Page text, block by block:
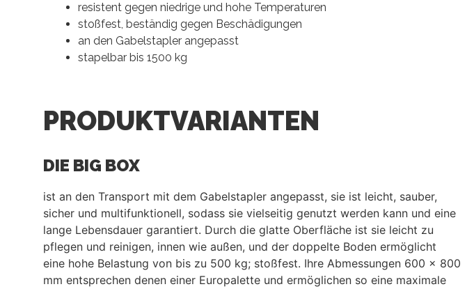
resistent gegen niedrige und hohe Temperaturen
stoßfest, beständig gegen Beschädigungen
an den Gabelstapler angepasst
stapelbar bis 1500 kg
PRODUKTVARIANTEN​
DIE BIG BOX
ist an den Transport mit dem Gabelstapler angepasst, sie ist leicht, sauber,
sicher und multifunktionell, sodass sie vielseitig genutzt werden kann und eine
lange Lebensdauer garantiert. Durch die glatte Oberfläche ist sie leicht zu
pflegen und reinigen, innen wie außen, und der doppelte Boden ermöglicht
eine hohe Belastung von bis zu 500 kg; stoßfest. Ihre Abmessungen 600 x 800
mm entsprechen denen einer Europalette und ermöglichen so eine maximale